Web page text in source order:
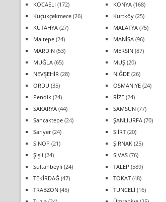
KOCAELİ (172) KONYA (168)
Küçükçekmece (26) Kurtköy (25)
KÜTAHYA (27) MALATYA (75)
Maltepe (24) MANİSA (96)
MARDİN (53) MERSİN (87)
MUĞLA (65) MUŞ (20)
NEVŞEHİR (28) NİĞDE (26)
ORDU (35) OSMANİYE (24)
Pendik (24) RİZE (24)
SAKARYA (44) SAMSUN (77)
Sancaktepe (24) ŞANLIURFA (70)
Sarıyer(24) SİİRT (20)
SİNOP (21) ŞIRNAK (25)
Şişli (24) SİVAS (76)
Sultanbeyli (24) TALEP (589)
TEKİRDAĞ (47) TOKAT (48)
TRABZON (45) TUNCELİ (16)